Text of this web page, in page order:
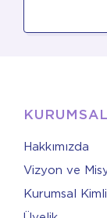
KURUMSAL
Hakkımızda
Vizyon ve
Kurumsal